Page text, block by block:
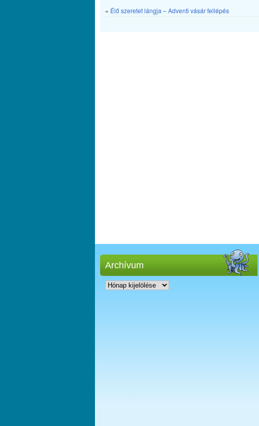
« Élő szeretet lángja – Adventi vásár fellépés
Archívum
Archívum